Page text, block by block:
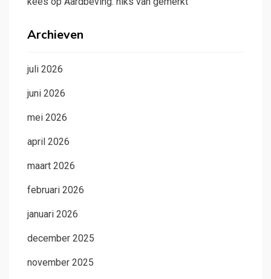
Archieven
juli 2026
juni 2026
mei 2026
april 2026
maart 2026
februari 2026
januari 2026
december 2025
november 2025